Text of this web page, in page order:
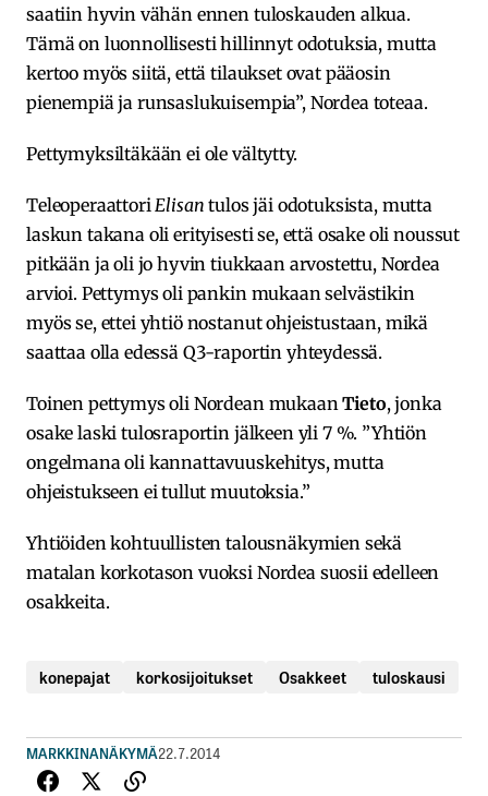
saatiin hyvin vähän ennen tuloskauden alkua.
Tämä on luonnollisesti hillinnyt odotuksia, mutta
kertoo myös siitä, että tilaukset ovat pääosin
pienempiä ja runsaslukuisempia”, Nordea toteaa.
Pettymyksiltäkään ei ole vältytty.
TeleoperaattoriElisantulos jäi odotuksista, mutta
laskun takana oli erityisesti se, että osake oli noussut
pitkään ja oli jo hyvin tiukkaan arvostettu, Nordea
arvioi. Pettymys oli pankin mukaan selvästikin
myös se, ettei yhtiö nostanut ohjeistustaan, mikä
saattaa olla edessä Q3-raportin yhteydessä.
Toinen pettymys oli Nordean mukaanTieto, jonka
osake laski tulosraportin jälkeen yli 7 %. ”Yhtiön
ongelmana oli kannattavuuskehitys, mutta
ohjeistukseen ei tullut muutoksia.”
Yhtiöiden kohtuullisten talousnäkymien sekä
matalan korkotason vuoksi Nordea suosii edelleen
osakkeita.
konepajat korkosijoitukset Osakkeet tuloskausi
MARKKINANÄKYMÄ22.7.2014